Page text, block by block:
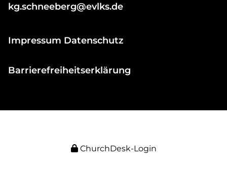
kg.schneeberg@evlks.de
Impressum Datenschutz
Barrierefreiheitserklärung
ChurchDesk-Login